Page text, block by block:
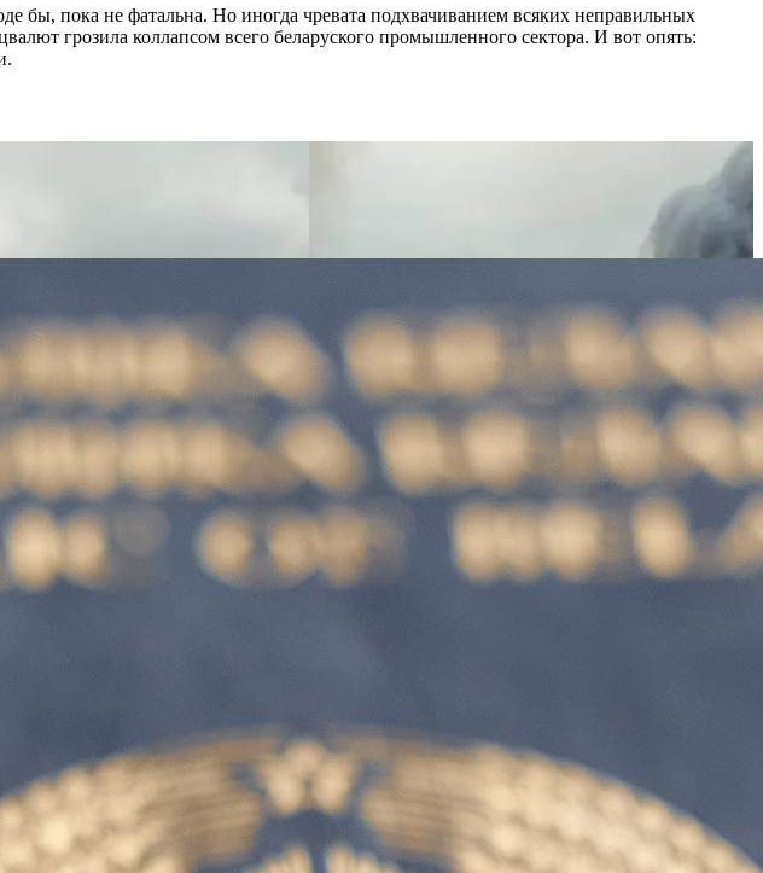
бы, пока не фатальна. Но иногда чревата подхвачиванием всяких неправильных
грозила коллапсом всего беларуского промышленного сектора. И вот опять: